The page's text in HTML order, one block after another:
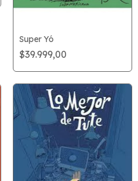
Super Yó
$39.999,00